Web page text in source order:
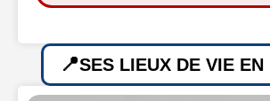
SES LIEUX DE VIE EN